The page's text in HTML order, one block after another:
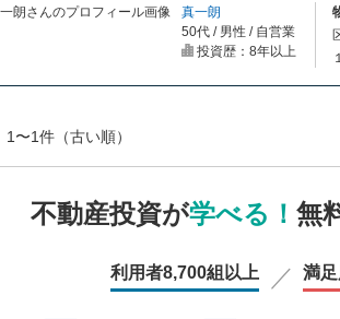
真一朗
50代 / 男性 / 自営業
投資歴：8年以上
1〜1件（古い順）
不動産投資が学べる！ 無
利用者8,700組以上 満